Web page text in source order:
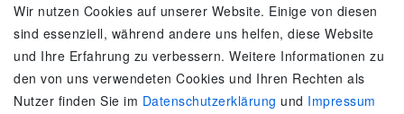
Es gilt unsereDatenschutzerklärung
SERVICE
Kontakt
Zahlung & Versand
Wir nutzen Cookies auf unserer Website. Einige von diesen
sind essenziell, während andere uns helfen, diese Website
und Ihre Erfahrung zu verbessern. Weitere Informationen zu
den von uns verwendeten Cookies und Ihren Rechten als
Nutzer finden Sie im Daten­schutz­erklärung und Impressum